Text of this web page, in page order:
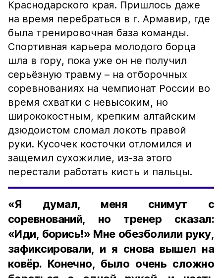
Краснодарского края. Пришлось даже
на время перебраться в г. Армавир, где
была тренировочная база команды.
Спортивная карьера молодого борца
шла в гору, пока уже он не получил
серьёзную травму – на отборочных
соревнованиях на чемпионат России во
время схватки с невысоким, но
ширококостным, крепким алтайским
дзюдоистом сломал локоть правой
руки. Кусочек косточки отломился и
защемил сухожилие, из-за этого
перестали работать кисть и пальцы.
«Я думал, меня снимут с
соревнований, но тренер сказал:
«Иди, борись!» Мне обезболили руку,
зафиксировали, и я снова вышел на
ковёр. Конечно, было очень сложно